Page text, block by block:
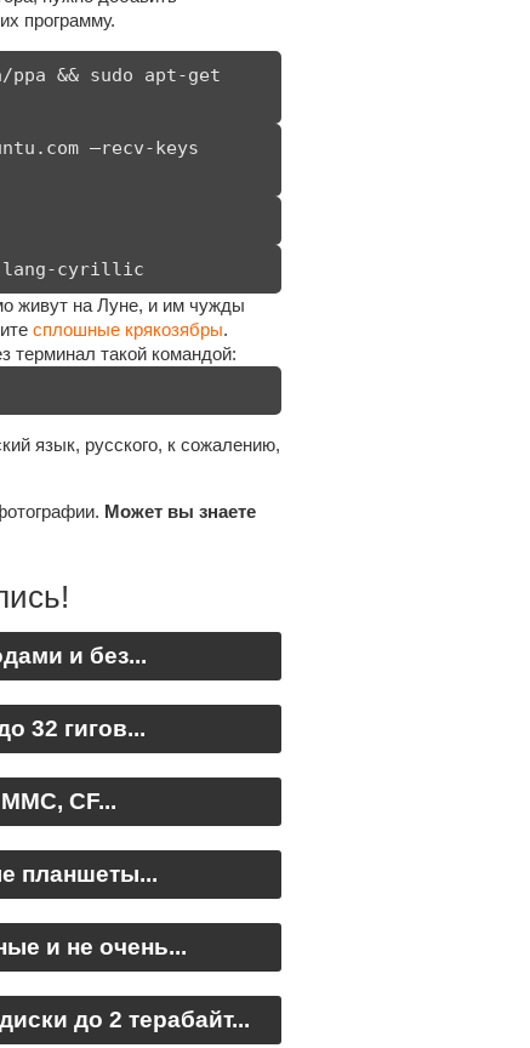
программу.
&& sudo apt-get
—recv-keys
cyrillic
живут на Луне, и им чужды
сплошные крякозябры.
терминал такой командой:
язык, русского, к сожалению,
Может вы знаете
и без...
32 гигов...
CF...
планшеты...
и не очень...
до 2 терабайт...